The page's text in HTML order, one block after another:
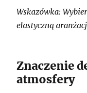
Wskazówka:
elastyczną
Znaczenie
atmosfery